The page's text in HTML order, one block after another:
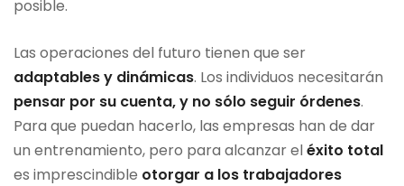
posible.
Las operaciones del futuro tienen que ser
adaptables y dinámicas. Los individuos necesitarán
pensar por su cuenta, y no sólo seguir órdenes.
Para que puedan hacerlo, las empresas han de dar
un entrenamiento, pero para alcanzar eléxito total
es imprescindible otorgar a los trabajadores